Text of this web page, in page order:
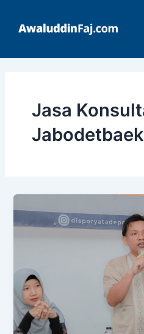
content
Jasa
Jabodetbaek